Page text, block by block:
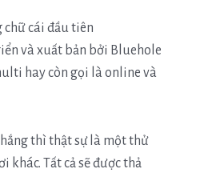
chữ cái đầu tiên
và xuất bản bởi Bluehole
hay còn gọi là online và
thì thật sự là một thử
khác. Tất cả sẽ được thả